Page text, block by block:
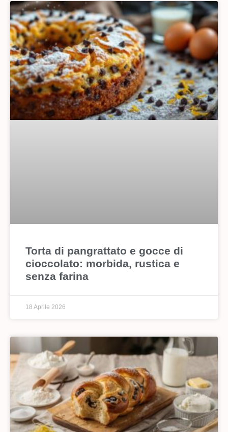
Torta di pangrattato e gocce di
cioccolato: morbida, rustica e
senza farina
18 Aprile 2026